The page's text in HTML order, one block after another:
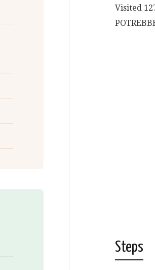
Visited
Steps